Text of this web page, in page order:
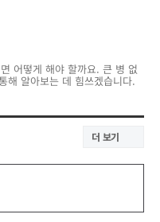
어떻게 해야 할까요. 큰 병 없
해 알아보는 데 힘쓰겠습니다.
더 보기